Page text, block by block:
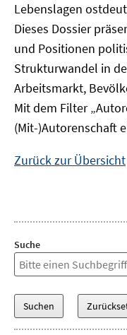
Lebenslagen
Dieses Dossier
und Positionen
Strukturwandel in
Arbeitsmarkt,
Mit dem Filter
(Mit-)Autorenschaft
Zurück zur Übersicht
Suche